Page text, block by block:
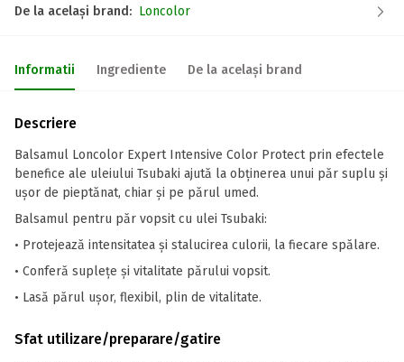
De la același brand: Loncolor
Informatii Ingrediente De la același brand
Descriere
Balsamul Loncolor Expert Intensive Color Protect prin efectele
benefice ale uleiului Tsubaki ajută la obținerea unui păr suplu și
ușor de pieptănat, chiar și pe părul umed.
Balsamul pentru păr vopsit cu ulei Tsubaki:
• Protejează intensitatea și stalucirea culorii, la fiecare spălare.
• Conferă suplețe și vitalitate părului vopsit.
• Lasă părul ușor, flexibil, plin de vitalitate.
Sfat utilizare/preparare/gatire